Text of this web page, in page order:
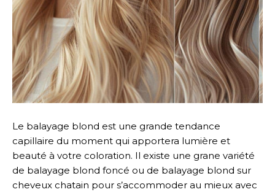
Le balayage blond est une grande tendance
capillaire du moment qui apportera lumière et
beauté à votre coloration. Il existe une grane variété
de balayage blond foncé ou de balayage blond sur
cheveux chatain pour s’accommoder au mieux avec